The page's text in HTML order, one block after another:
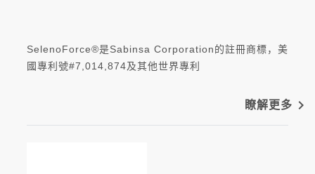
SelenoForce®是Sabinsa Corporation的註冊商標，美
國專利號#7,014,874及其他世界專利
瞭解更多 navigate_next